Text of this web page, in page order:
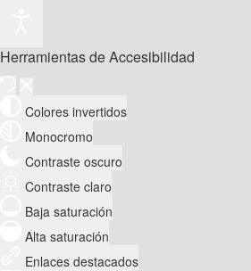
Herramientas de Accesibilidad
Colores invertidos
Monocromo
Contraste oscuro
Contraste claro
Baja saturación
Alta saturación
Enlaces destacados